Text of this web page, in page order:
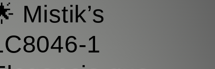
Mistik’s
1